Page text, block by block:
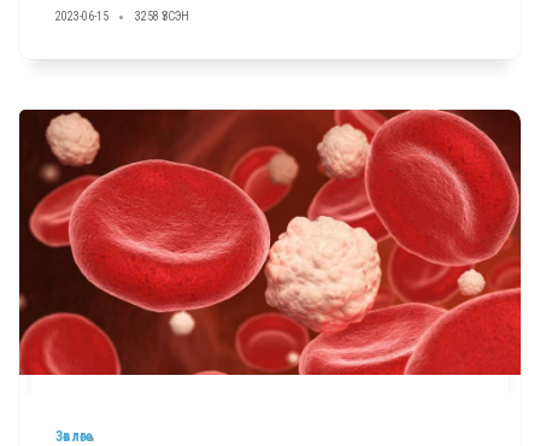
2023-06-15 3258 ҮЗСЭН
Зөвлөгөө